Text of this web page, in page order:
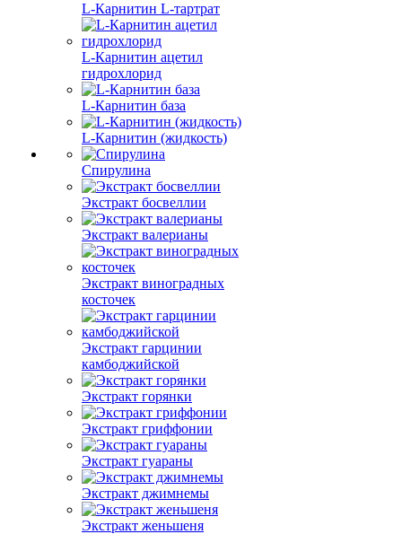
L-Карнитин L-тартрат
L-Карнитин ацетил
гидрохлорид
L-Карнитин база
L-Карнитин (жидкость)
Спирулина
Экстракт босвеллии
Экстракт валерианы
Экстракт виноградных
косточек
Экстракт гарцинии
камбоджийской
Экстракт горянки
Экстракт гриффонии
Экстракт гуараны
Экстракт джимнемы
Экстракт женьшеня